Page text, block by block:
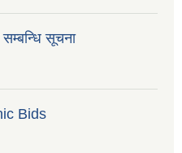
सूचना
Bids